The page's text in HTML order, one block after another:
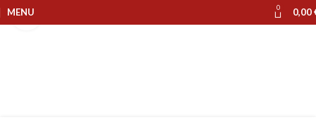
MENU 0 0,00